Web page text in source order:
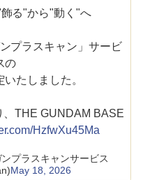
る"から"動く"へ
プラスキャン」サービ
の
たしました。
、THE GUNDAM BASE
HzfwXu45Ma
プラスキャンサービス
May 18, 2026